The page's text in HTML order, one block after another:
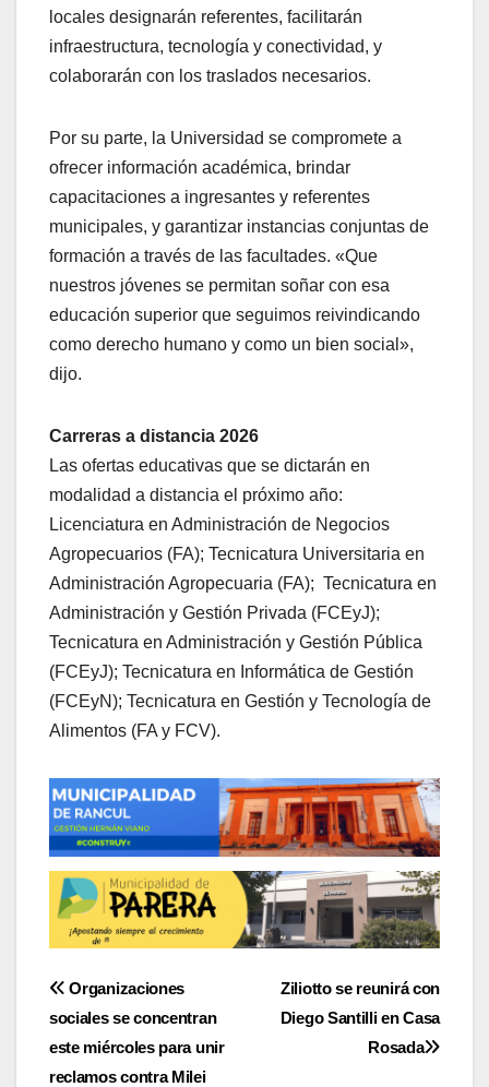
locales designarán referentes, facilitarán
infraestructura, tecnología y conectividad, y
colaborarán con los traslados necesarios.
Por su parte, la Universidad se compromete a
ofrecer información académica, brindar
capacitaciones a ingresantes y referentes
municipales, y garantizar instancias conjuntas de
formación a través de las facultades. «Que
nuestros jóvenes se permitan soñar con esa
educación superior que seguimos reivindicando
como derecho humano y como un bien social»,
dijo.
Carreras a distancia 2026
Las ofertas educativas que se dictarán en
modalidad a distancia el próximo año:
Licenciatura en Administración de Negocios
Agropecuarios (FA); Tecnicatura Universitaria en
Administración Agropecuaria (FA); Tecnicatura en
Administración y Gestión Privada (FCEyJ);
Tecnicatura en Administración y Gestión Pública
(FCEyJ); Tecnicatura en Informática de Gestión
(FCEyN); Tecnicatura en Gestión y Tecnología de
Alimentos (FA y FCV).
Navegación
de
Ziliotto se reunirá con
Diego Santilli en Casa
Rosada
Organizaciones
sociales se concentran
este miércoles para unir
reclamos contra Milei